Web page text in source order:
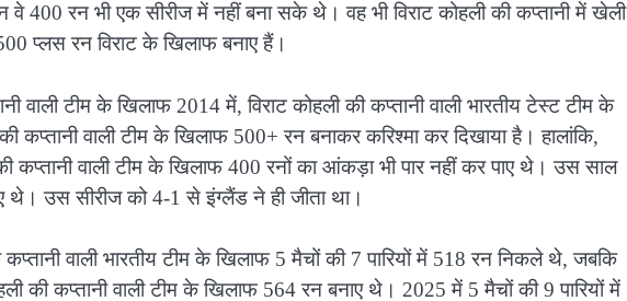
400 रन भी एक सीरीज में नहीं बना सके थे। वह भी विराट कोहली की कप्तानी में खेली
प्लस रन विराट के खिलाफ बनाए हैं।
टीम के खिलाफ 2014 में, विराट कोहली की कप्तानी वाली भारतीय टेस्ट टीम के
वाली टीम के खिलाफ 500+ रन बनाकर करिश्मा कर दिखाया है। हालांकि,
कप्तानी वाली टीम के खिलाफ 400 रनों का आंकड़ा भी पार नहीं कर पाए थे। उस साल
थे। उस सीरीज को 4-1 से इंग्लैंड ने ही जीता था।
वाली भारतीय टीम के खिलाफ 5 मैचों की 7 पारियों में 518 रन निकले थे, जबकि
की कप्तानी वाली टीम के खिलाफ 564 रन बनाए थे। 2025 में 5 मैचों की 9 पारियों में